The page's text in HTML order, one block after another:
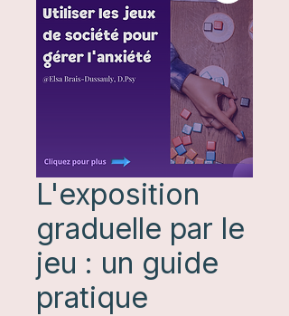
L'exposition
graduelle par le
jeu : un guide
pratique